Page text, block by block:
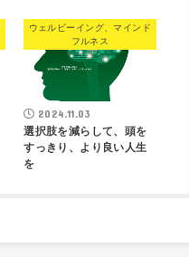
ウェルビーイング、マインド
フルネス
2024.11.03
選択肢を減らして、頭を
すっきり、より良い人生
を